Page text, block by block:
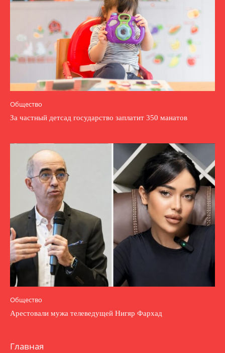
Общество
За частный детсад государство заплатит 350 манатов
Общество
Арестовали мужа телеведущей Нигяр Фархад
Главная